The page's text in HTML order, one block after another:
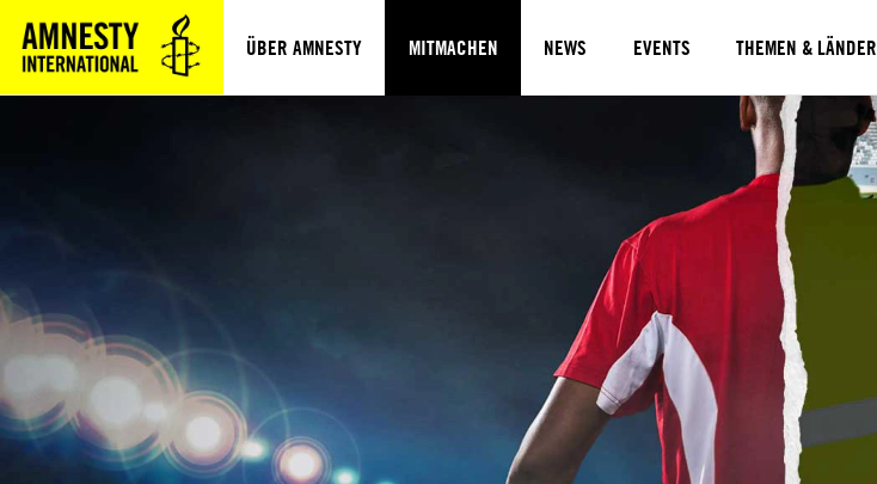
ÜBER AMNESTY MITMACHEN NEWS EVENTS THEMEN & LÄNDER